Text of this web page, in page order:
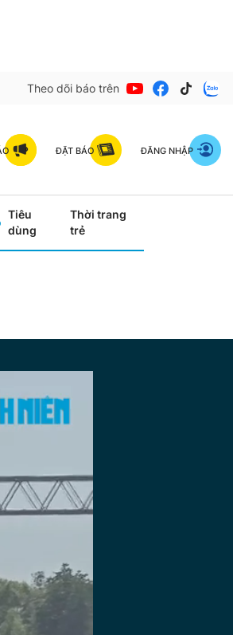
Theo dõi báo trên
ĐẶT BÁO ĐĂNG NHẬP
Tiêu
dùng
Thời trang
trẻ